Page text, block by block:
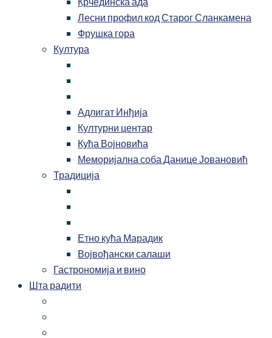
Лесни профил код Старог Сланкамена
Фрушка гора
Култура
Адлигат Инђија
Културни центар
Кућа Војновића
Меморијална соба Данице Јовановић
Традиција
Етно кућа Марадик
Војвођански салаши
Гастрономија и вино
Шта радити